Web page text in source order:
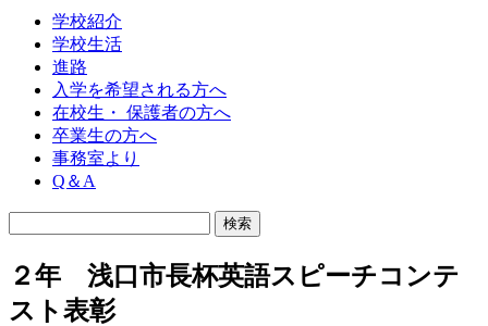
学校紹介
学校生活
進路
入学を希望される方へ
在校生・ 保護者の方へ
卒業生の方へ
事務室より
Q＆A
２年 浅口市長杯英語スピーチコンテ
スト表彰